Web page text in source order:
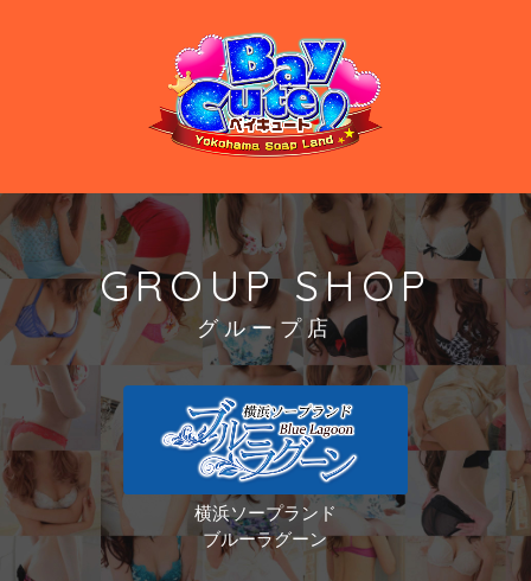
GROUP SHOP
グループ店
横浜ソープランド
ブルーラグーン